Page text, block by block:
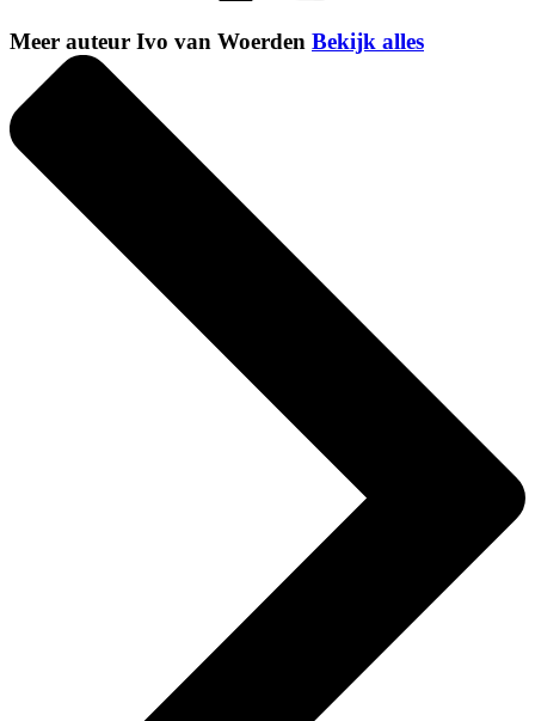
Meer auteur Ivo van Woerden Bekijk alles